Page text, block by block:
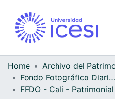
Home
Fondo Fotográfico Diario Occidente
FFDO - Cali - Patrimonial